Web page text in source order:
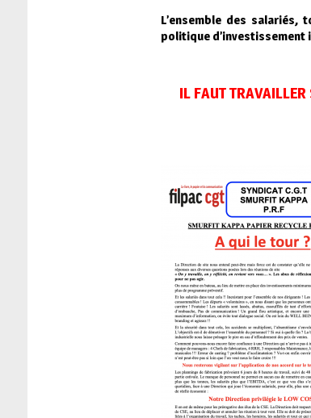
L’ensemble des
politique
IL FAUT TRAVAILLER